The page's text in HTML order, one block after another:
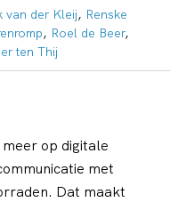
van der Kleij, Renske
, Roel de Beer,
ten Thij
op digitale
met
Dat maakt